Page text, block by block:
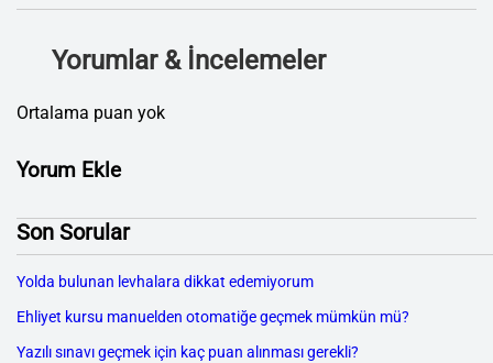
Yorumlar & İncelemeler
Ortalama puan yok
Yorum Ekle
Son Sorular
Yolda bulunan levhalara dikkat edemiyorum
Ehliyet kursu manuelden otomatiğe geçmek mümkün mü?
Yazılı sınavı geçmek için kaç puan alınması gerekli?